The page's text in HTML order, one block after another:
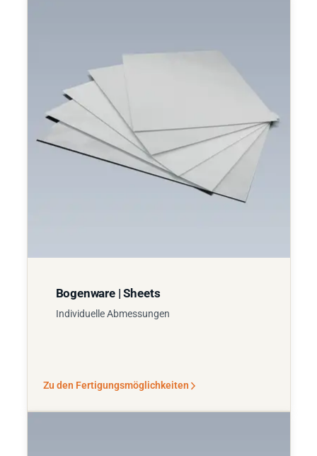
Bogenware | Sheets
Individuelle Abmessungen
Zu den Fertigungsmöglichkeiten